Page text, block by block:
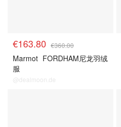
€163.80 €360.00
Marmot FORDHAM尼龙羽绒
服
@dealmoon.de